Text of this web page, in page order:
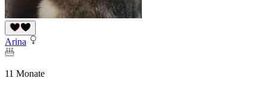
Arina
11 Monate